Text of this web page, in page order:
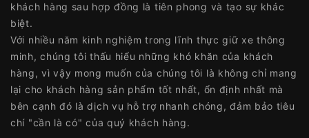
khách hàng sau hợp đồng là tiên phong và tạo sự khác
biệt.
Với nhiều năm kinh nghiệm trong lĩnh thực giữ xe thông
minh, chúng tôi thấu hiểu những khó khăn của khách
hàng, vì vậy mong muốn của chúng tôi là không chỉ mang
lại cho khách hàng sản phẩm tốt nhất, ổn định nhất mà
bên cạnh đó là dịch vụ hỗ trợ nhanh chóng, đảm bảo tiêu
chí "cần là có" của quý khách hàng.